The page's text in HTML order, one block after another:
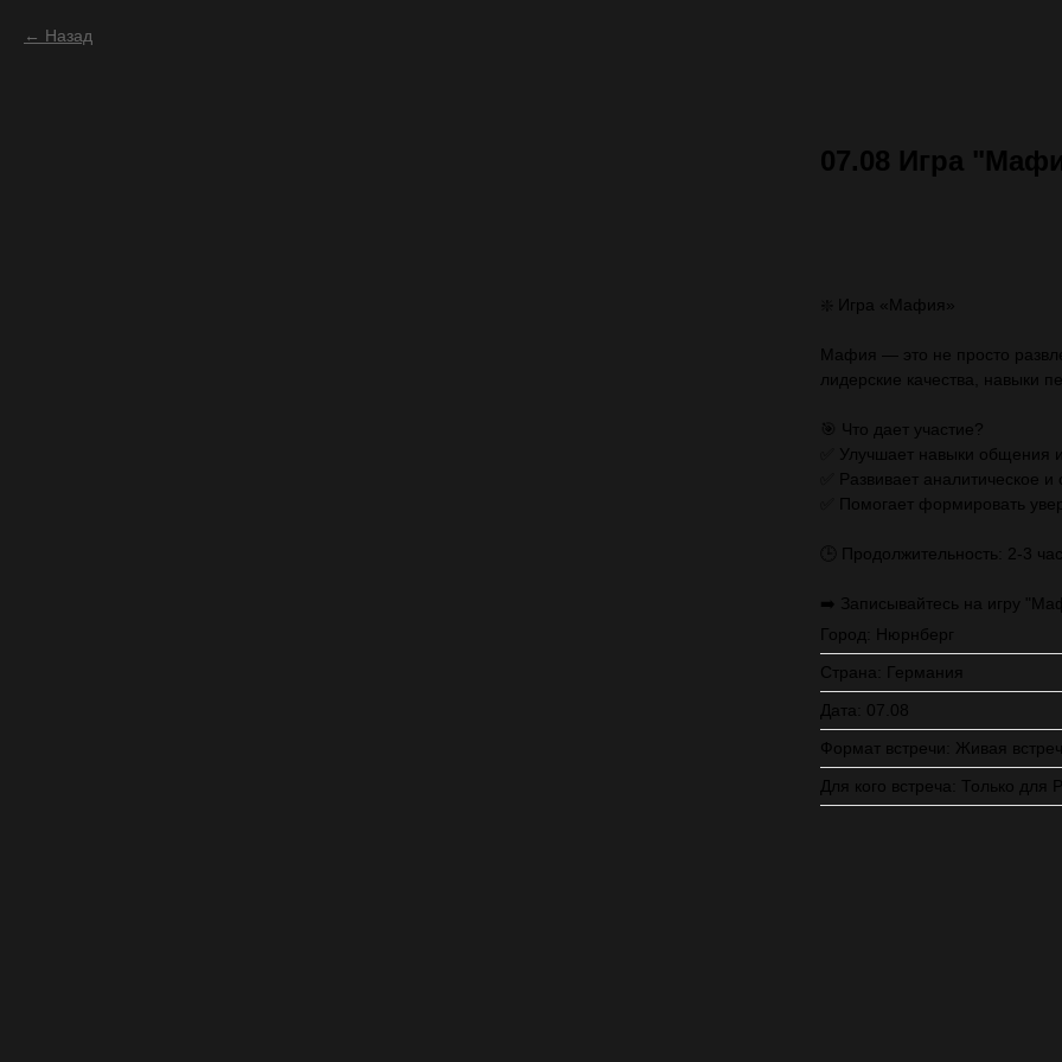
Назад
07.08 Игра
❇️ Игра «Мафия»
Мафия — это не просто
лидерские качества, навыки
🎯 Что дает участие?
✅ Улучшает навыки общения
✅ Развивает аналитическое
✅ Помогает формировать
🕒 Продолжительность: 2-3
➡️ Записывайтесь на игру
Город: Нюрнберг
Страна: Германия
Дата: 07.08
Формат встречи: Живая
Для кого встреча: Только для